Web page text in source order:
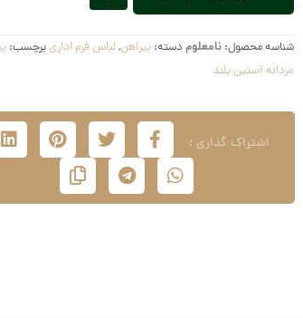
شناسه محصول:نامعلوم دسته:پیراهن,لباس فرم اداریبرچسب:
مردانه آستین بلند